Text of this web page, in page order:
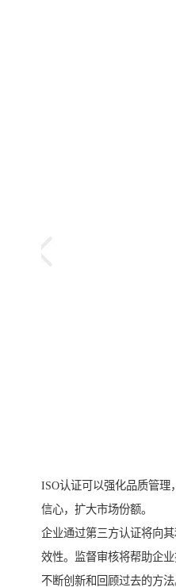
ISO认证可以强化品质管理
信心，扩大市场份额。
企业通过第三方认证将向
效性。监督审核将帮助企
不断创新和回顾过去的方